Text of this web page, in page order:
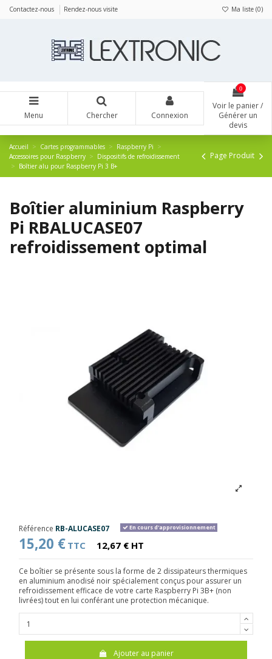
Contactez-nous Rendez-nous visite Ma liste (0)
Menu Chercher Connexion
0
Voir le panier /
Générer un
devis
Accueil Cartes programmables
Raspberry Pi
Accessoires pour Raspberry
Dispositifs de refroidissement
Boîtier alu pour Raspberry Pi 3 B+
Page Produit
Boîtier aluminium Raspberry
Pi RBALUCASE07
refroidissement optimal
Référence RB-ALUCASE07 En cours d'approvisionnement
15,20 € TTC 12,67 € HT
Ce boîtier se présente sous la forme de 2 dissipateurs thermiques
en aluminium anodisé noir spécialement conçus pour assurer un
refroidissement efficace de votre carte Raspberry Pi 3B+ (non
livrées) tout en lui conférant une protection mécanique.
Ajouter au panier
Panneau de gestion des cookies